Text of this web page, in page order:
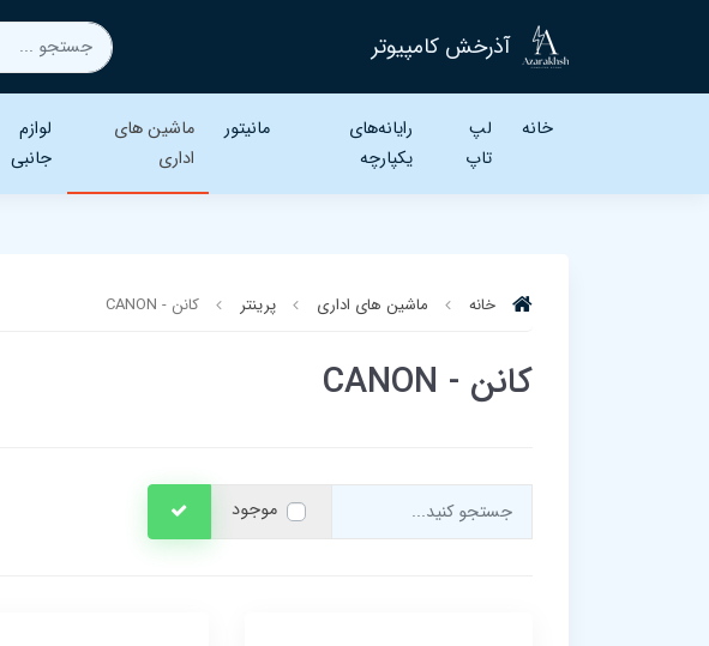
آذرخش کامپیوتر
خانه
لپ
تاپ‌
رایانه‌های
یکپارچه
مانیتور
ماشین های
اداری
لوازم
جانبی
خانه ماشین های اداری پرینتر کانن - CANON
کانن - CANON
موجود